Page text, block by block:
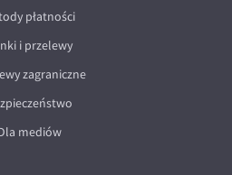
płatności
i przelewy
zagraniczne
mediów